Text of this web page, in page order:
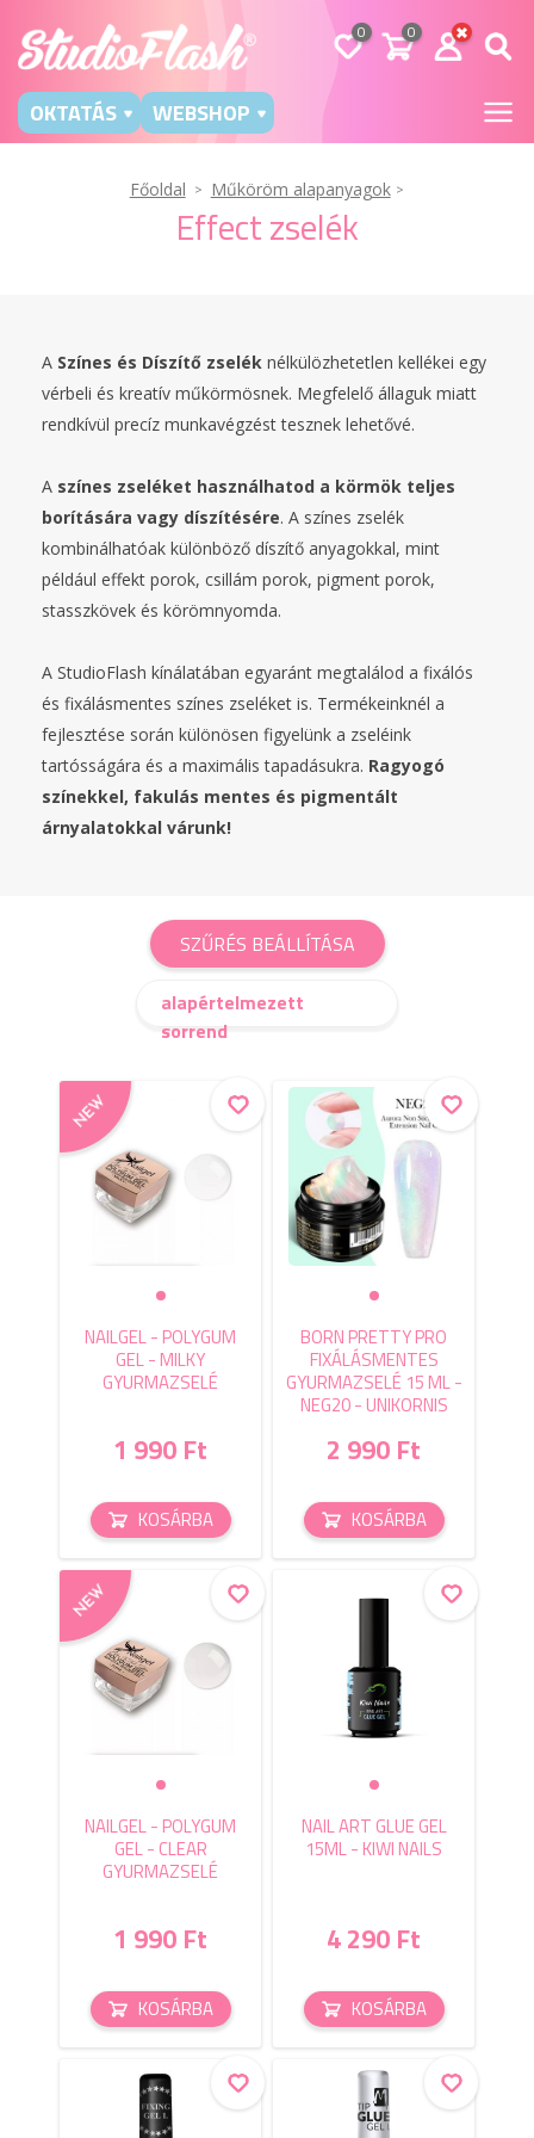
0 0
OKTATÁS WEBSHOP
Főoldal Műköröm alapanyagok
Effect zselék
A Színes és Díszítő zselék nélkülözhetetlen kellékei egy
vérbeli és kreatív műkörmösnek. Megfelelő állaguk miatt
rendkívül precíz munkavégzést tesznek lehetővé.
A színes zseléket használhatod a körmök teljes
borítására vagy díszítésére. A színes zselék
kombinálhatóak különböző díszítő anyagokkal, mint
például effekt porok, csillám porok, pigment porok,
stasszkövek és körömnyomda.
A StudioFlash kínálatában egyaránt megtalálod a fixálós
és fixálásmentes színes zseléket is. Termékeinknél a
fejlesztése során különösen figyelünk a zseléink
tartósságára és a maximális tapadásukra. Ragyogó
színekkel, fakulás mentes és pigmentált
árnyalatokkal várunk!
SZŰRÉS BEÁLLÍTÁSA
alapértelmezett
sorrend
NAILGEL - POLYGUM
GEL - MILKY
GYURMAZSELÉ
1 990 Ft
KOSÁRBA
BORN PRETTY PRO
FIXÁLÁSMENTES
GYURMAZSELÉ 15 ML -
NEG20 - UNIKORNIS
2 990 Ft
KOSÁRBA
NAILGEL - POLYGUM
GEL - CLEAR
GYURMAZSELÉ
1 990 Ft
KOSÁRBA
NAIL ART GLUE GEL
15ML - KIWI NAILS
4 290 Ft
KOSÁRBA